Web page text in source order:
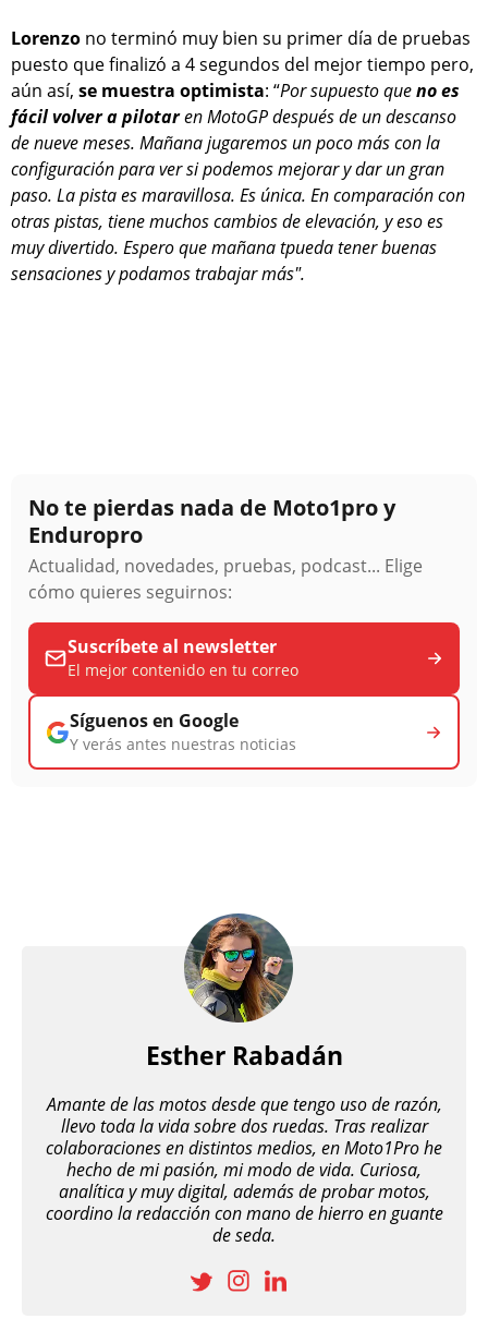
Lorenzo no terminó muy bien su primer día de pruebas
puesto que finalizó a 4 segundos del mejor tiempo pero,
aún así, se muestra optimista: “Por supuesto queno es
fácil volver a pilotaren MotoGP después de un descanso
de nueve meses. Mañana jugaremos un poco más con la
configuración para ver si podemos mejorar y dar un gran
paso. La pista es maravillosa. Es única. En comparación con
otras pistas, tiene muchos cambios de elevación, y eso es
muy divertido. Espero que mañana tpueda tener buenas
sensaciones y podamos trabajar más".
No te pierdas nada de Moto1pro y
Enduropro
Actualidad, novedades, pruebas, podcast... Elige
cómo quieres seguirnos:
Suscríbete al newsletter
El mejor contenido en tu correo
Síguenos en Google
Y verás antes nuestras noticias
Esther Rabadán
Amante de las motos desde que tengo uso de razón,
llevo toda la vida sobre dos ruedas. Tras realizar
colaboraciones en distintos medios, en Moto1Pro he
hecho de mi pasión, mi modo de vida. Curiosa,
analítica y muy digital, además de probar motos,
coordino la redacción con mano de hierro en guante
de seda.